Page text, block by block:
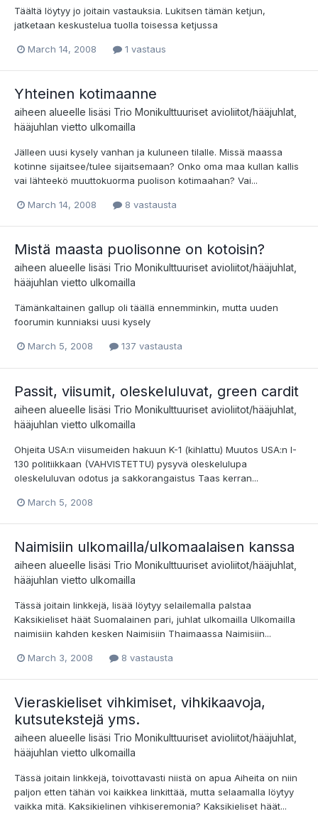
Täältä löytyy jo joitain vastauksia. Lukitsen tämän ketjun,
jatketaan keskustelua tuolla toisessa ketjussa
March 14, 2008 1 vastaus
Yhteinen kotimaanne
aiheen alueelle lisäsi Trio Monikulttuuriset avioliitot/hääjuhlat,
hääjuhlan vietto ulkomailla
Jälleen uusi kysely vanhan ja kuluneen tilalle. Missä maassa
kotinne sijaitsee/tulee sijaitsemaan? Onko oma maa kullan kallis
vai lähteekö muuttokuorma puolison kotimaahan? Vai...
March 14, 2008 8 vastausta
Mistä maasta puolisonne on kotoisin?
aiheen alueelle lisäsi Trio Monikulttuuriset avioliitot/hääjuhlat,
hääjuhlan vietto ulkomailla
Tämänkaltainen gallup oli täällä ennemminkin, mutta uuden
foorumin kunniaksi uusi kysely
March 5, 2008 137 vastausta
Passit, viisumit, oleskeluluvat, green cardit
aiheen alueelle lisäsi Trio Monikulttuuriset avioliitot/hääjuhlat,
hääjuhlan vietto ulkomailla
Ohjeita USA:n viisumeiden hakuun K-1 (kihlattu) Muutos USA:n I-
130 politiikkaan (VAHVISTETTU) pysyvä oleskelulupa
oleskeluluvan odotus ja sakkorangaistus Taas kerran...
March 5, 2008
Naimisiin ulkomailla/ulkomaalaisen kanssa
aiheen alueelle lisäsi Trio Monikulttuuriset avioliitot/hääjuhlat,
hääjuhlan vietto ulkomailla
Tässä joitain linkkejä, lisää löytyy selailemalla palstaa
Kaksikieliset häät Suomalainen pari, juhlat ulkomailla Ulkomailla
naimisiin kahden kesken Naimisiin Thaimaassa Naimisiin...
March 3, 2008 8 vastausta
Vieraskieliset vihkimiset, vihkikaavoja,
kutsutekstejä yms.
aiheen alueelle lisäsi Trio Monikulttuuriset avioliitot/hääjuhlat,
hääjuhlan vietto ulkomailla
Tässä joitain linkkejä, toivottavasti niistä on apua Aiheita on niin
paljon etten tähän voi kaikkea linkittää, mutta selaamalla löytyy
vaikka mitä. Kaksikielinen vihkiseremonia? Kaksikieliset häät...